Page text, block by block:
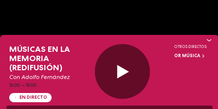
MÚSICAS EN LA
MEMORIA
(REDIFUSIÓN)
Con Adolfo Fernández
16:00—18:00
EN DIRECTO
OTROS DIRECTOS:
OR MÚSICA